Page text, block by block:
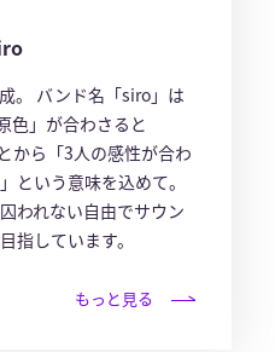
。 バンド名「siro」は
色」が合わさると
から「3人の感性が合わ
という意味を込めて。
われない自由でサウン
指しています。
もっと見る